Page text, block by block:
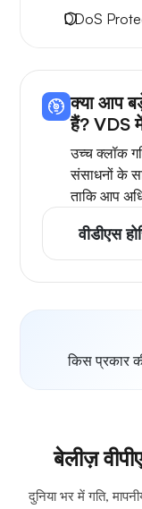
DDoS
क्या आप
हैं? VDS
उच्च क्लॉक
संसाधनों के
ताकि आप
वीडीएस
किस प्रकार
बेलीज़
दुनिया भर में गति,